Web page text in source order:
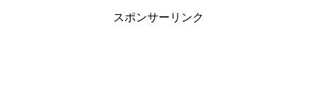
スポンサーリンク